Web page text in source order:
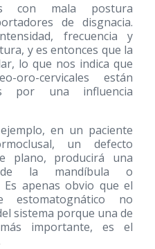
con mala postura
de disgnacia.
frecuencia y
y es entonces que la
lo que nos indica que
oro-cervicales están
por una influencia
en un paciente
un defecto
plano, producirá una
de la mandíbula o
Es apenas obvio que el
estomatognático no
sistema porque una de
importante, es el